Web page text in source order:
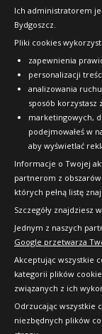
Ich administratorem
Bydgoszcz.
Pliki cookies
zapewnienia
personalizacji
analizowania
sposób korzystasz
marketingowych,
podejmowałeś w
aby wyświetlać
Informacje o Twojej
partnerom z
których pełną listę
Szczegóły znajdziesz
Jednym z naszych
Google przetwarza
Akceptując wszystkie
kategorii plików
związanych z ich
Odrzucając wszystkie
niezbędnych plików
FAQ